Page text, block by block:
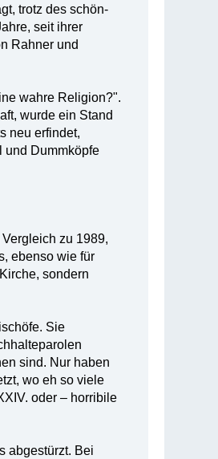
trotz des schön-
seit ihrer
Rahner und
wahre Religion?".
wurde ein Stand
neu erfindet,
und Dummköpfe
zu 1989,
ebenso wie für
sondern
Sie
sind. Nur haben
wo eh so viele
oder – horribile
abgestürzt. Bei